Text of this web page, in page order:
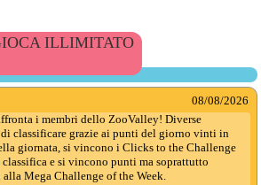
ILLIMITATO
08/08/2026
i membri dello ZooValley! Diverse
classificare grazie ai punti del giorno vinti in
giornata, si vincono i Clicks to the Challenge
e si vincono punti ma soprattutto
Mega Challenge of the Week.